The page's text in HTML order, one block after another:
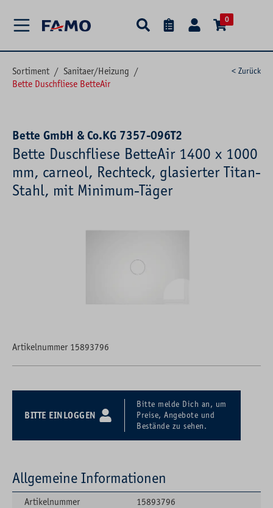
0
Sortiment / Sanitaer/Heizung /
Bette Duschfliese BetteAir
< Zurück
Bette GmbH & Co.KG 7357-096T2
Bette Duschfliese BetteAir 1400 x 1000
mm, carneol, Rechteck, glasierter Titan-
Stahl, mit Minimum-Täger
Artikelnummer 15893796
BITTE EINLOGGEN
Bitte melde Dich an, um
Preise, Angebote und
Bestände zu sehen.
Allgemeine Informationen
Artikelnummer
15893796